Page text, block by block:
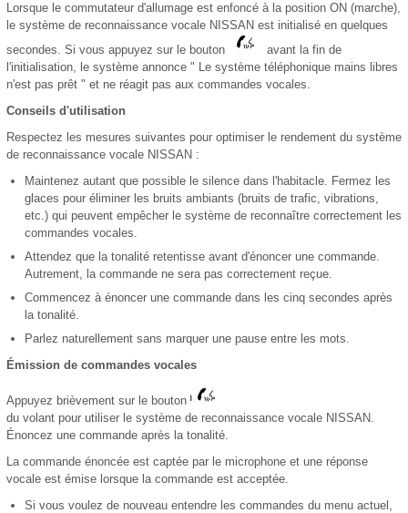
Lorsque le commutateur d'allumage est enfoncé à la position ON (marche),
le système de reconnaissance vocale NISSAN est initialisé en quelques
secondes. Si vous appuyez sur le bouton
avant la fin de
l'initialisation, le système annonce " Le système téléphonique mains libres
n'est pas prêt " et ne réagit pas aux commandes vocales.
Conseils d'utilisation
Respectez les mesures suivantes pour optimiser le rendement du système
de reconnaissance vocale NISSAN :
Maintenez autant que possible le silence dans l'habitacle. Fermez les
glaces pour éliminer les bruits ambiants (bruits de trafic, vibrations,
etc.) qui peuvent empêcher le système de reconnaître correctement les
commandes vocales.
Attendez que la tonalité retentisse avant d'énoncer une commande.
Autrement, la commande ne sera pas correctement reçue.
Commencez à énoncer une commande dans les cinq secondes après
la tonalité.
Parlez naturellement sans marquer une pause entre les mots.
Émission de commandes vocales
Appuyez brièvement sur le bouton
du volant pour utiliser le système de reconnaissance vocale NISSAN.
Énoncez une commande après la tonalité.
La commande énoncée est captée par le microphone et une réponse
vocale est émise lorsque la commande est acceptée.
Si vous voulez de nouveau entendre les commandes du menu actuel,